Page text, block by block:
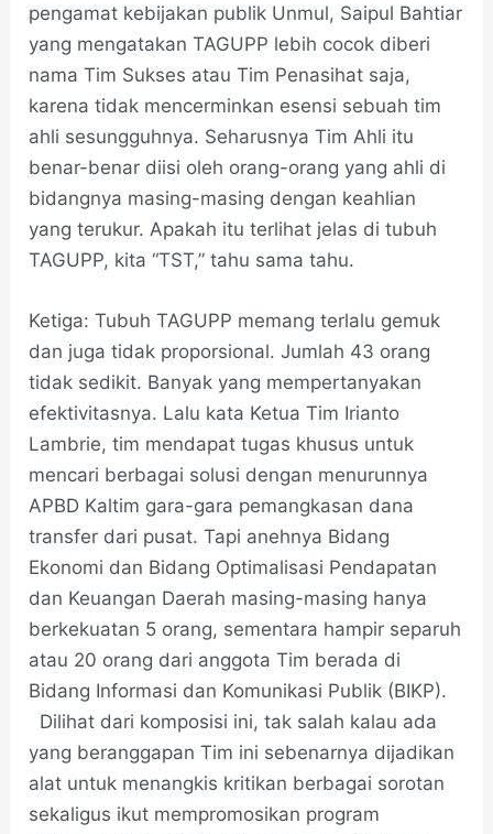
pengamat kebijakan publik Unmul, Saipul Bahtiar
yang mengatakan TAGUPP lebih cocok diberi
nama Tim Sukses atau Tim Penasihat saja,
karena tidak mencerminkan esensi sebuah tim
ahli sesungguhnya. Seharusnya Tim Ahli itu
benar-benar diisi oleh orang-orang yang ahli di
bidangnya masing-masing dengan keahlian
yang terukur. Apakah itu terlihat jelas di tubuh
TAGUPP, kita “TST,” tahu sama tahu.
Ketiga: Tubuh TAGUPP memang terlalu gemuk
dan juga tidak proporsional. Jumlah 43 orang
tidak sedikit. Banyak yang mempertanyakan
efektivitasnya. Lalu kata Ketua Tim Irianto
Lambrie, tim mendapat tugas khusus untuk
mencari berbagai solusi dengan menurunnya
APBD Kaltim gara-gara pemangkasan dana
transfer dari pusat. Tapi anehnya Bidang
Ekonomi dan Bidang Optimalisasi Pendapatan
dan Keuangan Daerah masing-masing hanya
berkekuatan 5 orang, sementara hampir separuh
atau 20 orang dari anggota Tim berada di
Bidang Informasi dan Komunikasi Publik (BIKP).
Dilihat dari komposisi ini, tak salah kalau ada
yang beranggapan Tim ini sebenarnya dijadikan
alat untuk menangkis kritikan berbagai sorotan
sekaligus ikut mempromosikan program